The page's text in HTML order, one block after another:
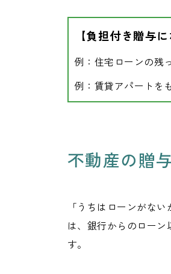
【負担付き贈与に
例：住宅ローンの残
例：賃貸アパートを
不動産の贈
「うちはローンがな
は、銀行からのロー
す。